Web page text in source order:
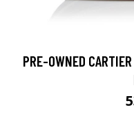
PRE-OWNED